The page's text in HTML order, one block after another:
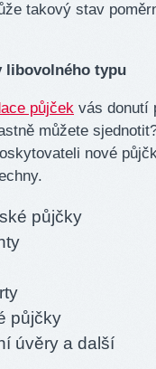
takový stav
libovolného typu
půjček vás donutí
můžete
nové
půjčky
půjčky
úvěry a další